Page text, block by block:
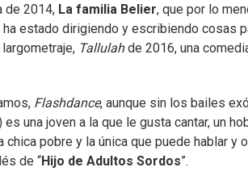
de 2014, La familia Belier, que por lo
ha estado dirigiendo y escribiendo cosas
Tallulahde 2016, una
Flashdance, aunque sin los bailes
una joven a la que le gusta cantar, un
pobre y la única que puede hablar y
de “Hijo de Adultos Sordos”.